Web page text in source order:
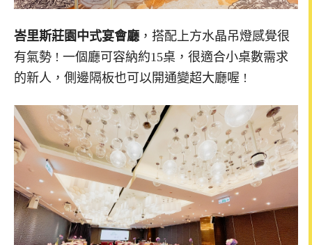
峇里斯莊園中式宴會廳 ，搭配上方水晶吊燈感覺很
有氣勢 ! 一個廳可容納約15桌，很適合小桌數需求
的新人，側邊隔板也可以開通變超大廳喔 !